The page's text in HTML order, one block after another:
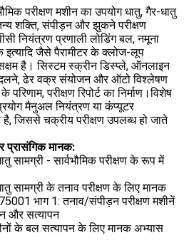
परीक्षण मशीन का उपयोग धातु, गैर-धातु
शक्ति, संपीड़न और झुकने परीक्षण
नियंत्रण प्रणाली लोडिंग बल, नमूना
जैसे पैरामीटर के क्लोज-लूप
है। सिस्टम स्क्रीन डिस्प्ले, ऑनलाइन
ढेर वक्र संयोजन और ऑटो विश्लेषण
परीक्षण रिपोर्ट का निर्माण।विशेष
मैनुअल नियंत्रण या कंप्यूटर
है, जिससे चक्रीय परीक्षण उपलब्ध हो जाते
प्रासंगिक मानक:
- सार्वभौमिक परीक्षण के रूप में
सामग्री के तनाव परीक्षण के लिए मानक
भाग 1: तनाव/संपीड़न परीक्षण मशीनें
और सत्यापन
के बल सत्यापन के लिए मानक अभ्यास